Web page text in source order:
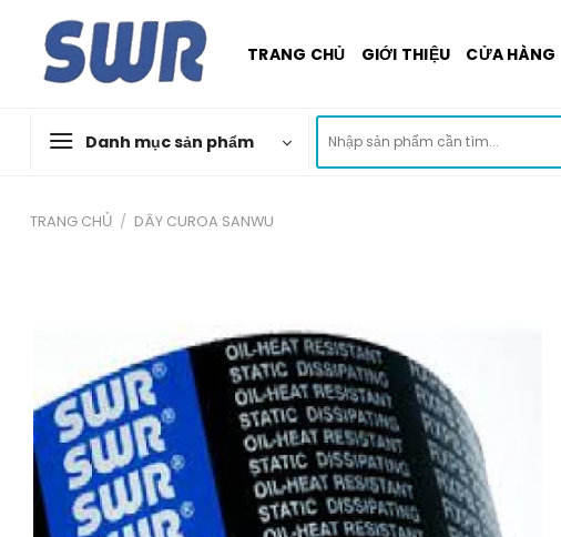
content
TRANG CHỦ GIỚI THIỆU CỬA HÀNG
Danh mục sản phẩm
kiếm:
TRANG CHỦ / DÂY CUROA SANWU